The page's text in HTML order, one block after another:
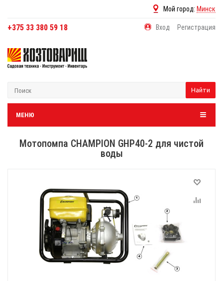
Мой город: Минск
+375 33 380 59 18 Вход Регистрация
Найти
МЕНЮ
Мотопомпа CHAMPION GHP40-2 для чистой
воды